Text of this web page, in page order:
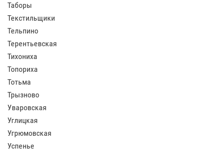
Таборы
Текстильщики
Тельпино
Терентьевская
Тихониха
Топориха
Тотьма
Трызново
Уваровская
Углицкая
Угрюмовская
Успенье